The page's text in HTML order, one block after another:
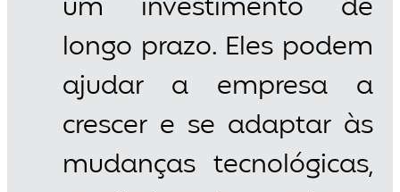
um investimento de
longo prazo. Eles podem
ajudar a empresa a
crescer e se adaptar às
mudanças tecnológicas,